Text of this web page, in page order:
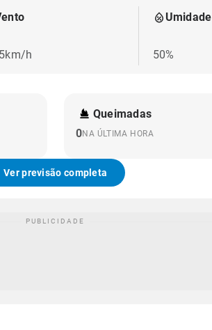
h
Umidade
50%
Queimadas
0NA ÚLTIMA HORA
Ver previsão completa